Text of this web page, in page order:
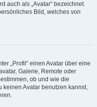
auch als „Avatar“ bezeichnet.
Bild, welches von
„Profil“ einen Avatar über eine
Galerie, Remote oder
ob und wie die
keinen Avatar benutzen kannst,